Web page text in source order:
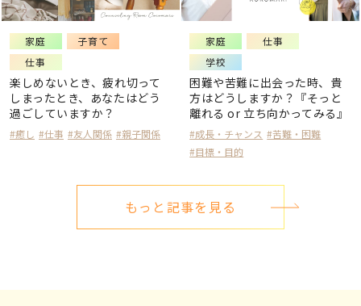
家庭
子育て
仕事
楽しめないとき、疲れ切って
しまったとき、あなたはどう
過ごしていますか？
#癒し #仕事 #友人関係 #親子関係
家庭
仕事
学校
困難や苦難に出会った時、貴
方はどうしますか？『そっと
離れる or 立ち向かってみる』
#成長・チャンス #苦難・困難
#目標・目的
もっと記事を見る